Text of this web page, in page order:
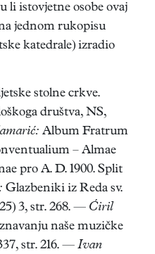
li istovjetne osobe ovaj
jednom rukopisu
katedrale) izradio
stolne crkve.
društva, NS,
Album Fratrum
– Almae
pro A. D. 1900. Split
Glazbeniki iz Reda sv.
3, str. 268. — Ćiril
naše muzičke
str. 216. — Ivan